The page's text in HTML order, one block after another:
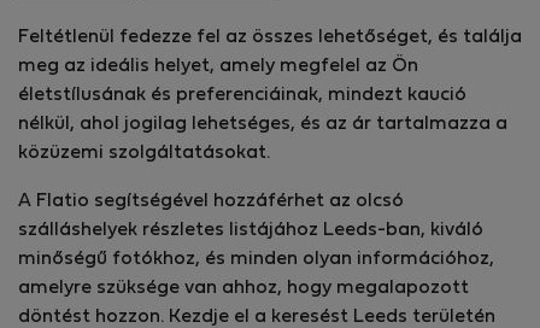
Feltétlenül fedezze fel az összes lehetőséget, és találja
meg az ideális helyet, amely megfelel az Ön
életstílusának és preferenciáinak, mindezt kaució
nélkül, ahol jogilag lehetséges, és az ár tartalmazza a
közüzemi szolgáltatásokat.
A Flatio segítségével hozzáférhet az olcsó
szálláshelyek részletes listájához Leeds-ban, kiváló
minőségű fotókhoz, és minden olyan információhoz,
amelyre szüksége van ahhoz, hogy megalapozott
döntést hozzon. Kezdje el a keresést Leeds területén